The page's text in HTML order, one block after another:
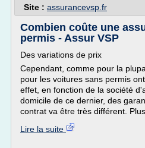
Site : assurancevsp.fr
Combien coûte une
permis - Assur VSP
Des variations de prix
Cependant, comme pour la
pour les voitures sans permis
effet, en fonction de la société
domicile de ce dernier, des
contrat va être très différent.
Lire la suite